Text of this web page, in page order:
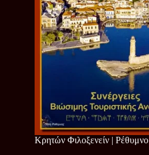
Κρητών Φιλοξενείν | Ρέθυμνο